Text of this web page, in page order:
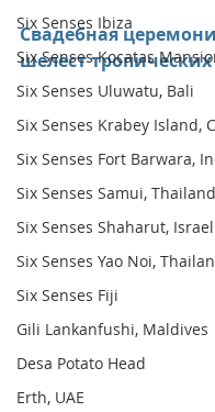
Six Senses Ibiza
Six Senses Kocatas
Six Senses Uluwatu, Bali
Six Senses Krabey Island,
Six Senses Fort Barwara,
Six Senses Samui, Thailand
Six Senses Shaharut, Israel
Six Senses Yao Noi,
Six Senses Fiji
Gili Lankanfushi, Maldives
Desa Potato Head
Erth, UAE
Свадебная
шелест